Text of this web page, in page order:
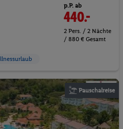
p.P. ab
440.-
2 Pers. / 2 Nächte
/ 880 € Gesamt
Pauschalreise